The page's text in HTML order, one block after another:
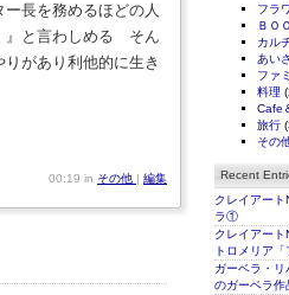
長を務めるほどの人
』と言わしめる そん
があり利他的に生き
00:19 in その他 | 編集
フラ
ＢＯ
カル
あい
ファ
料理
Cafe
旅行
その
Recent
クレイアー
ラ①
クレイアー
トロメリア
ガーベラ・
のガーベラ作